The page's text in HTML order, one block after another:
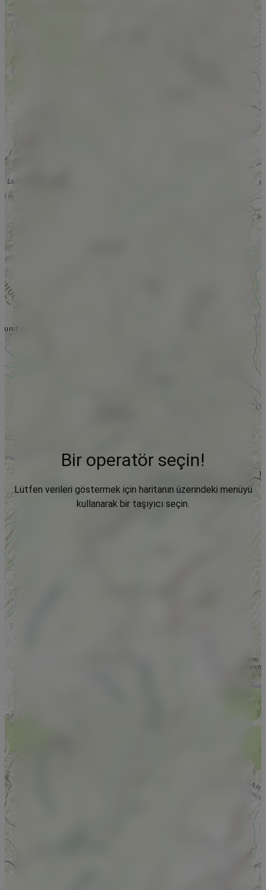
Bir operatör seçin!
Lütfen verileri göstermek için haritanın üzerindeki menüyü
kullanarak bir taşıyıcı seçin.